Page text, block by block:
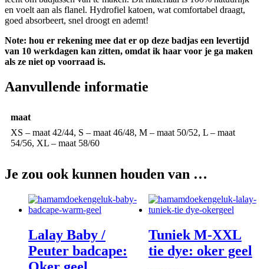
en voelt aan als flanel. Hydrofiel katoen, wat comfortabel draagt,
goed absorbeert, snel droogt en ademt!
Note: hou er rekening mee dat er op deze badjas een levertijd
van 10 werkdagen kan zitten, omdat ik haar voor je ga maken
als ze niet op voorraad is.
Aanvullende informatie
maat
XS – maat 42/44, S – maat 46/48, M – maat 50/52, L – maat
54/56, XL – maat 58/60
Je zou ook kunnen houden van …
Lalay Baby /
Peuter badcape:
Tuniek M-XXL
tie dye: oker geel